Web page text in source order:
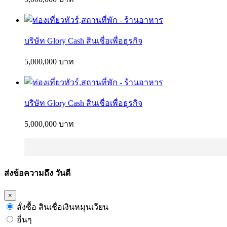
บริษัท Glory Cash สินเชื่อเพื่อธุรกิจ
5,000,000 บาท
บริษัท Glory Cash สินเชื่อเพื่อธุรกิจ
5,000,000 บาท
ส่งข้อความถึง วันดี
×
สั่งซื้อ สินเชื่อเงินหมุนเวียน
อื่นๆ